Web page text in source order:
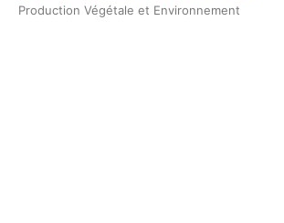
Production Végétale et Environnement